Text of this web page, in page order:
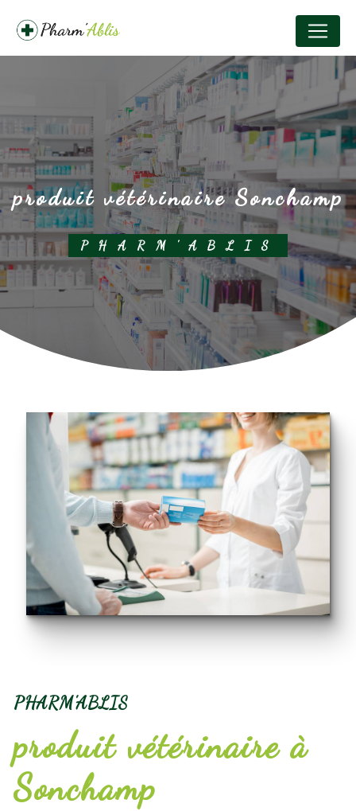
produit vétérinaire Sonchamp
PHARM'ABLIS
PHARM'ABLIS
produit vétérinaire à
Sonchamp